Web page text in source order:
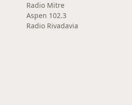
Radio Mitre
Aspen 102.3
Radio Rivadavia